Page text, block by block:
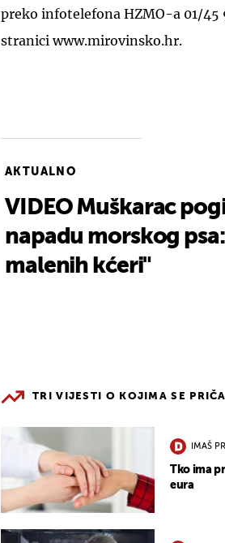
preko infotelefona HZMO-a 01/45
stranici www.mirovinsko.hr.
AKTUALNO
VIDEO Muškarac
napadu morskog
malenih kćeri"
TRI VIJESTI O KOJIMA SE PRIČA
IMAŠ
Tko ima
eura